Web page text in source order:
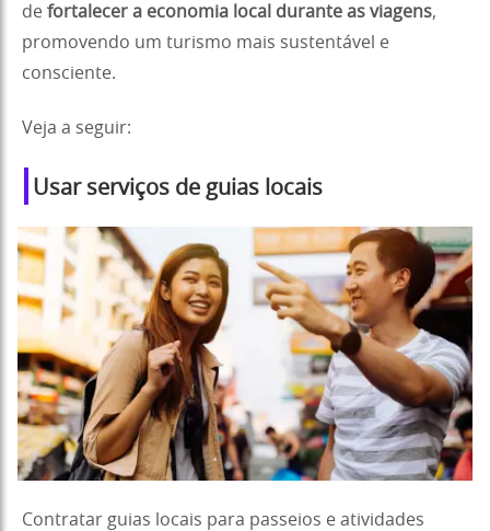
de fortalecer a economia local durante as viagens,
promovendo um turismo mais sustentável e
consciente.
Veja a seguir:
Usar serviços de guias locais
Contratar guias locais para passeios e atividades